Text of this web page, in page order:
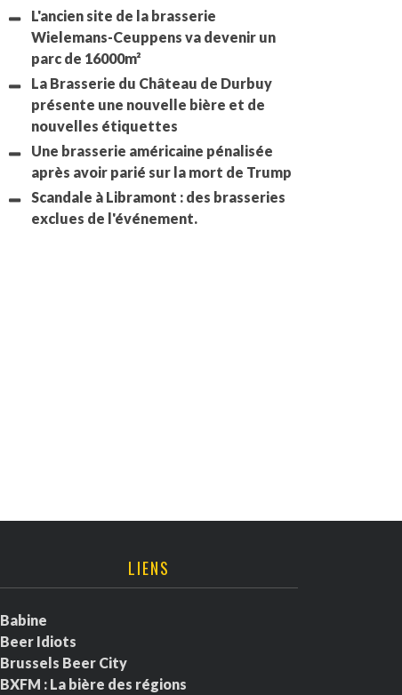
L'ancien site de la brasserie
Wielemans-Ceuppens va devenir un
parc de 16000m²
La Brasserie du Château de Durbuy
présente une nouvelle bière et de
nouvelles étiquettes
Une brasserie américaine pénalisée
après avoir parié sur la mort de Trump
Scandale à Libramont : des brasseries
exclues de l'événement.
LIENS
Babine
Beer Idiots
Brussels Beer City
BXFM : La bière des régions